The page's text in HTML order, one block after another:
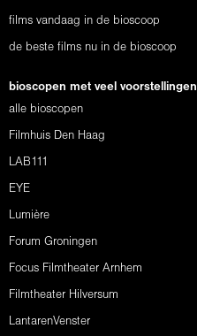
films vandaag in de bioscoop
de beste films nu in de bioscoop
bioscopen met veel voorstellingen
alle bioscopen
Filmhuis Den Haag
LAB111
EYE
Lumière
Forum Groningen
Focus Filmtheater Arnhem
Filmtheater Hilversum
LantarenVenster